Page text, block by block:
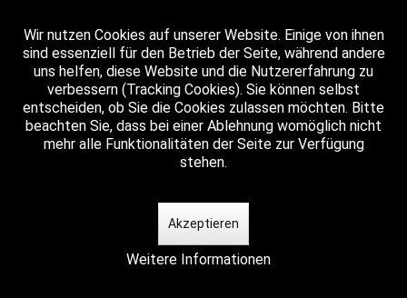
Wir nutzen Cookies auf unserer Website. Einige von ihnen
sind essenziell für den Betrieb der Seite, während andere
uns helfen, diese Website und die Nutzererfahrung zu
verbessern (Tracking Cookies). Sie können selbst
entscheiden, ob Sie die Cookies zulassen möchten. Bitte
beachten Sie, dass bei einer Ablehnung womöglich nicht
mehr alle Funktionalitäten der Seite zur Verfügung
stehen.
Akzeptieren
Weitere Informationen